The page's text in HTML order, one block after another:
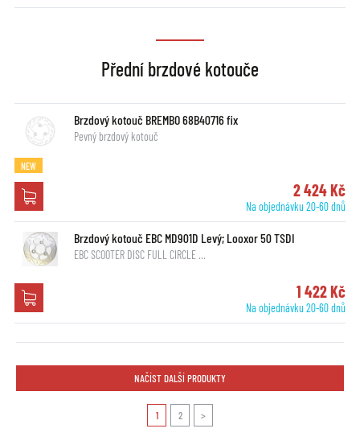
Přední brzdové kotouče
Brzdový kotouč BREMBO 68B40716 fix
Pevný brzdový kotouč
NEW
2 424 Kč
Na objednávku 20-60 dnů
Brzdový kotouč EBC MD901D Levý; Looxor 50 TSDI
EBC SCOOTER DISC FULL CIRCLE …
1 422 Kč
Na objednávku 20-60 dnů
NAČÍST DALŠÍ PRODUKTY
1 2 >